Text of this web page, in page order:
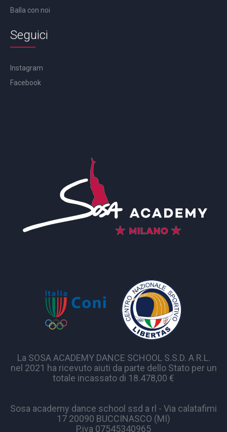
Balla con noi
Seguici
Instagram
Facebook
La SOSA ACADEMY DANCE SCHOOL S.S.D. A R.L.
nel 2021 ha ricevuto aiuti da parte dello Stato per un
totale incassato di 18.478,00 €
Sosa academy dance school ssd a rl - Via calatafimi
17 20090 BUCCINASCO (MI)
P.iva 07545340965